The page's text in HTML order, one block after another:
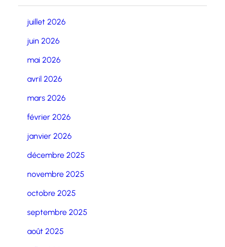
juillet 2026
juin 2026
mai 2026
avril 2026
mars 2026
février 2026
janvier 2026
décembre 2025
novembre 2025
octobre 2025
septembre 2025
août 2025